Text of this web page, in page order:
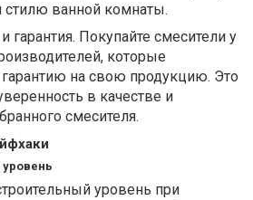
ванной комнаты.
гарантия. Покупайте смесители у
которые
на свою продукцию. Это
в качестве и
смесителя.
уровень при